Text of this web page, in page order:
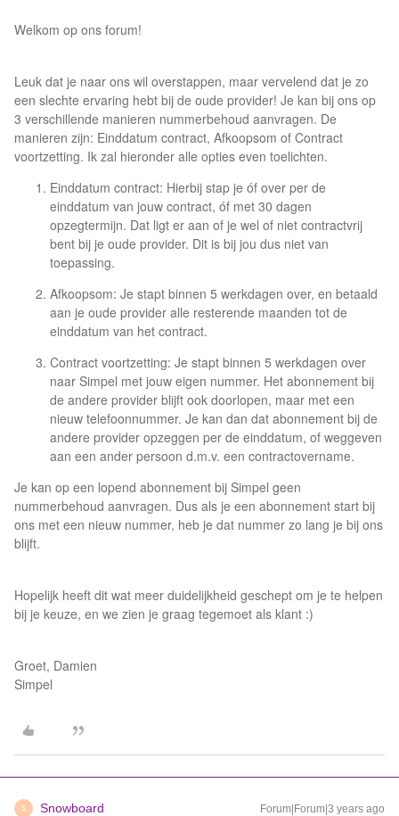
Welkom op ons forum!
Leuk dat je naar ons wil overstappen, maar vervelend dat je zo
een slechte ervaring hebt bij de oude provider! Je kan bij ons op
3 verschillende manieren nummerbehoud aanvragen. De
manieren zijn: Einddatum contract, Afkoopsom of Contract
voortzetting. Ik zal hieronder alle opties even toelichten.
Einddatum contract: Hierbij stap je óf over per de
einddatum van jouw contract, óf met 30 dagen
opzegtermijn. Dat ligt er aan of je wel of niet contractvrij
bent bij je oude provider. Dit is bij jou dus niet van
toepassing.
Afkoopsom: Je stapt binnen 5 werkdagen over, en betaald
aan je oude provider alle resterende maanden tot de
einddatum van het contract.
Contract voortzetting: Je stapt binnen 5 werkdagen over
naar Simpel met jouw eigen nummer. Het abonnement bij
de andere provider blijft ook doorlopen, maar met een
nieuw telefoonnummer. Je kan dan dat abonnement bij de
andere provider opzeggen per de einddatum, of weggeven
aan een ander persoon d.m.v. een contractovername.
Je kan op een lopend abonnement bij Simpel geen
nummerbehoud aanvragen. Dus als je een abonnement start bij
ons met een nieuw nummer, heb je dat nummer zo lang je bij ons
blijft.
Hopelijk heeft dit wat meer duidelijkheid geschept om je te helpen
bij je keuze, en we zien je graag tegemoet als klant :)
Groet, Damien
Simpel
S Snowboard Forum|Forum|3 years ago